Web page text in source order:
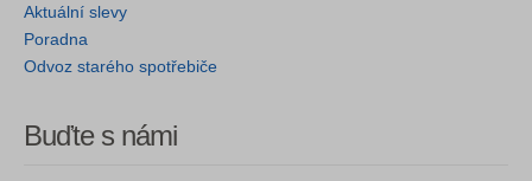
Aktuální slevy
Poradna
Odvoz starého spotřebiče
Buďte s námi